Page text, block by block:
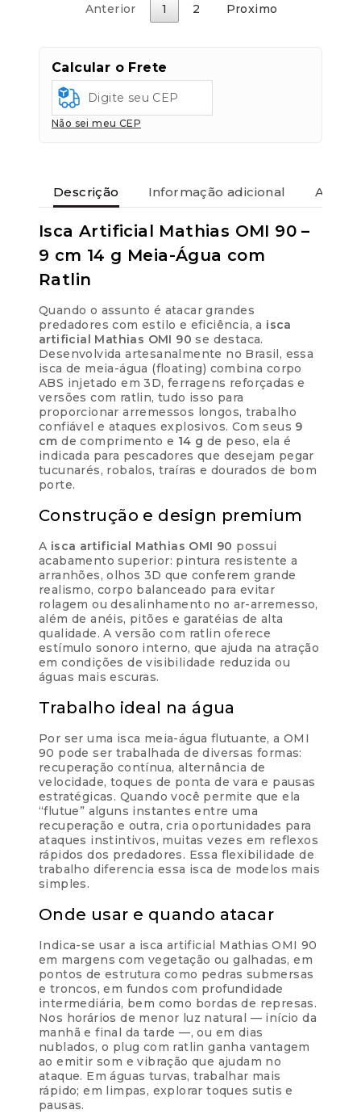
g
Anterior 1 2 Proximo
Calcular o Frete
Não sei meu CEP
Descrição Informação adicional
Isca Artificial Mathias OMI 90 –
9 cm 14 g Meia-Água com
Ratlin
Quando o assunto é atacar grandes
predadores com estilo e eficiência, a isca
artificial Mathias OMI 90 se destaca.
Desenvolvida artesanalmente no Brasil, essa
isca de meia-água (floating) combina corpo
ABS injetado em 3D, ferragens reforçadas e
versões com ratlin, tudo isso para
proporcionar arremessos longos, trabalho
confiável e ataques explosivos. Com seus 9
cm de comprimento e 14 g de peso, ela é
indicada para pescadores que desejam pegar
tucunarés, robalos, traíras e dourados de bom
porte.
Construção e design premium
A isca artificial Mathias OMI 90 possui
acabamento superior: pintura resistente a
arranhões, olhos 3D que conferem grande
realismo, corpo balanceado para evitar
rolagem ou desalinhamento no ar-arremesso,
além de anéis, pitões e garatéias de alta
qualidade. A versão com ratlin oferece
estímulo sonoro interno, que ajuda na atração
em condições de visibilidade reduzida ou
águas mais escuras.
Trabalho ideal na água
Por ser uma isca meia-água flutuante, a OMI
90 pode ser trabalhada de diversas formas:
recuperação contínua, alternância de
velocidade, toques de ponta de vara e pausas
estratégicas. Quando você permite que ela
“flutue” alguns instantes entre uma
recuperação e outra, cria oportunidades para
ataques instintivos, muitas vezes em reflexos
rápidos dos predadores. Essa flexibilidade de
trabalho diferencia essa isca de modelos mais
simples.
Onde usar e quando atacar
Indica-se usar a isca artificial Mathias OMI 90
em margens com vegetação ou galhadas, em
pontos de estrutura como pedras submersas
e troncos, em fundos com profundidade
intermediária, bem como bordas de represas.
Nos horários de menor luz natural — início da
manhã e final da tarde —, ou em dias
nublados, o plug com ratlin ganha vantagem
ao emitir som e vibração que ajudam no
ataque. Em águas turvas, trabalhar mais
rápido; em limpas, explorar toques sutis e
pausas.